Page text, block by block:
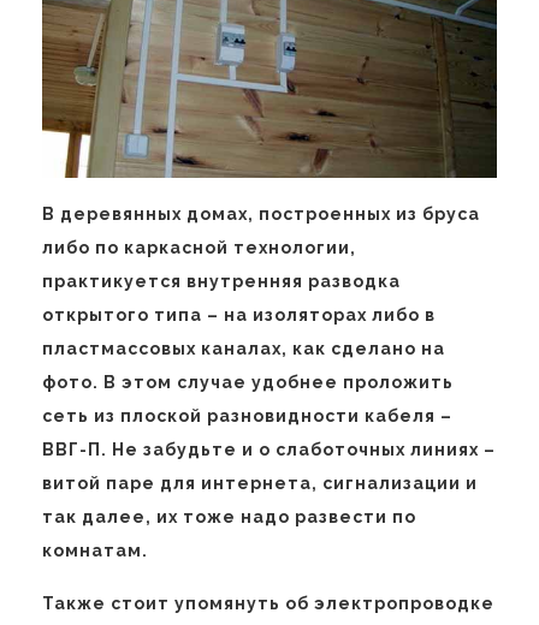
В деревянных домах, построенных из бруса
либо по каркасной технологии,
практикуется внутренняя разводка
открытого типа – на изоляторах либо в
пластмассовых каналах, как сделано на
фото. В этом случае удобнее проложить
сеть из плоской разновидности кабеля –
ВВГ-П. Не забудьте и о слаботочных линиях –
витой паре для интернета, сигнализации и
так далее, их тоже надо развести по
комнатам.
Также стоит упомянуть об электропроводке